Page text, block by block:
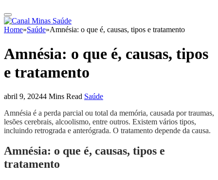
Home»Saúde»Amnésia: o que é, causas, tipos e tratamento
Amnésia: o que é, causas, tipos
e tratamento
abril 9, 20244 Mins Read Saúde
Amnésia é a perda parcial ou total da memória, causada por traumas,
lesões cerebrais, alcoolismo, entre outros. Existem vários tipos,
incluindo retrograda e anterógrada. O tratamento depende da causa.
Amnésia: o que é, causas, tipos e
tratamento